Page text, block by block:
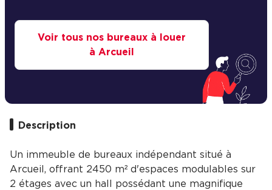
Voir tous nos bureaux à louer
à Arcueil
Description
Un immeuble de bureaux indépendant situé à
Arcueil, offrant 2450 m² d'espaces modulables sur
2 étages avec un hall possédant une magnifique